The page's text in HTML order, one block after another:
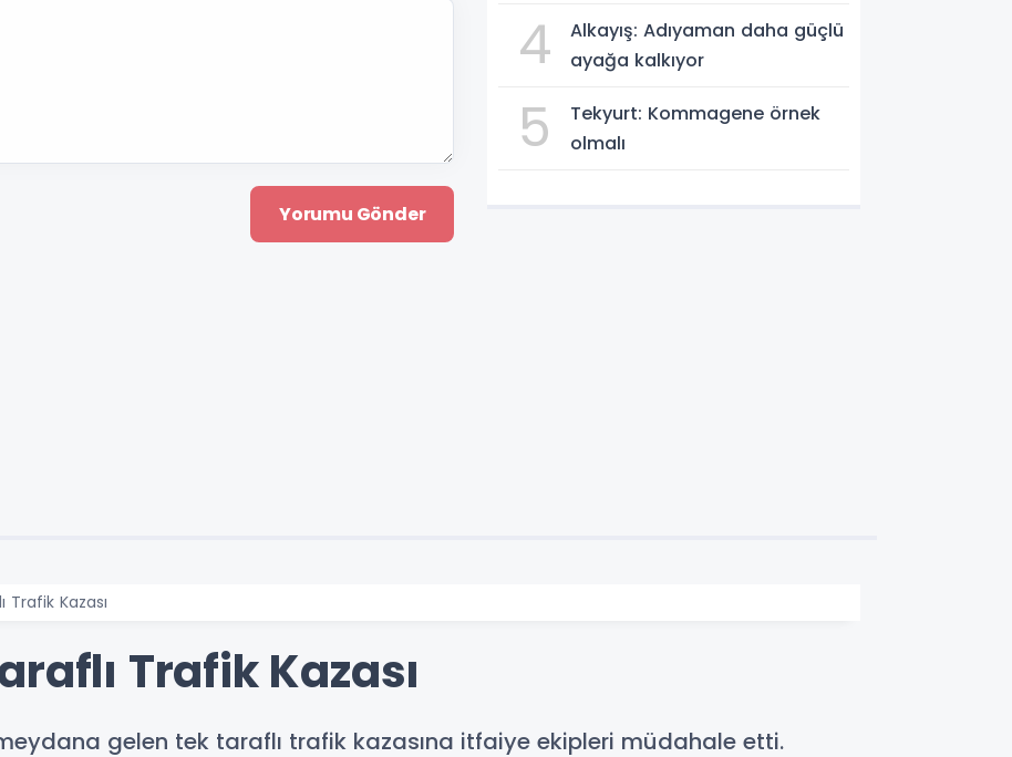
4
Alkayış: Adıyaman daha güçlü
ayağa kalkıyor
5
Tekyurt: Kommagene örnek
olmalı
Trafik Kazası
Trafik Kazası
gelen tek taraflı trafik kazasına itfaiye ekipleri müdahale etti.